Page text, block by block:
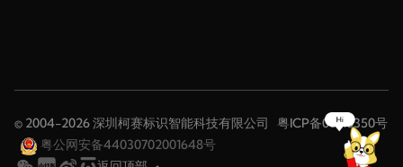
© 2004-2026 深圳柯赛标识智能科技有限公司
粤ICP备08116350号
粤公网安备44030702001648号